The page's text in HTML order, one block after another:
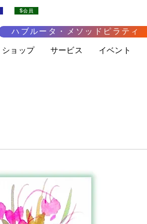
S会員
ハブルータ・メソッドピラティ
ショップ サービス イベント